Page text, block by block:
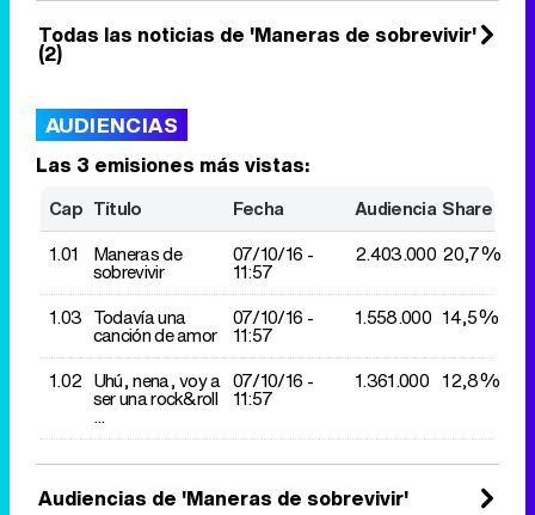
Todas las noticias de 'Maneras de sobrevivir'
(2)
AUDIENCIAS
Las 3 emisiones más vistas:
Cap Título Fecha Audiencia Share
1.01
Maneras de
sobrevivir
07/10/16 -
11:57
2.403.000 20,7%
1.03 Todavía una
canción de amor
07/10/16 -
11:57
1.558.000 14,5%
1.02 Uhú, nena, voy a
ser una rock&roll
...
07/10/16 -
11:57
1.361.000 12,8%
Audiencias de 'Maneras de sobrevivir'